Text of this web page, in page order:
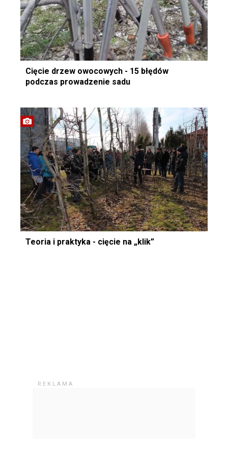
Cięcie drzew owocowych - 15 błędów
podczas prowadzenie sadu
Teoria i praktyka - cięcie na „klik”